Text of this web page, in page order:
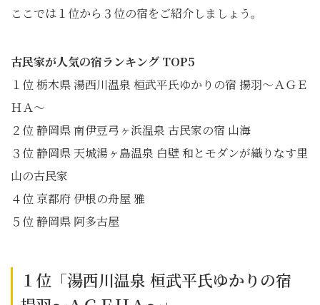
ここでは１位から３位の宿をご紹介しましょう。
古民家が人気の宿ランキング TOP5
１位 栃木県 湯西川温泉 桓武平氏ゆかりの宿 揚羽〜ＡＧＥ
ＨＡ〜
２位 静岡県 南伊豆弓ヶ浜温泉 古民家の宿 山海
３位 静岡県 天城湯ヶ島温泉 白壁 和とモダンが織りなす里
山の古民家
４位 京都府 伊根の舟屋 雅
５位 静岡県 阿多古屋
１位「湯西川温泉 桓武平氏ゆかりの宿